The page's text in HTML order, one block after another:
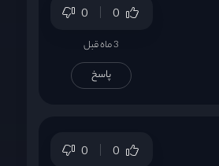
0 0
3 ماه قبل
پاسخ
0 0